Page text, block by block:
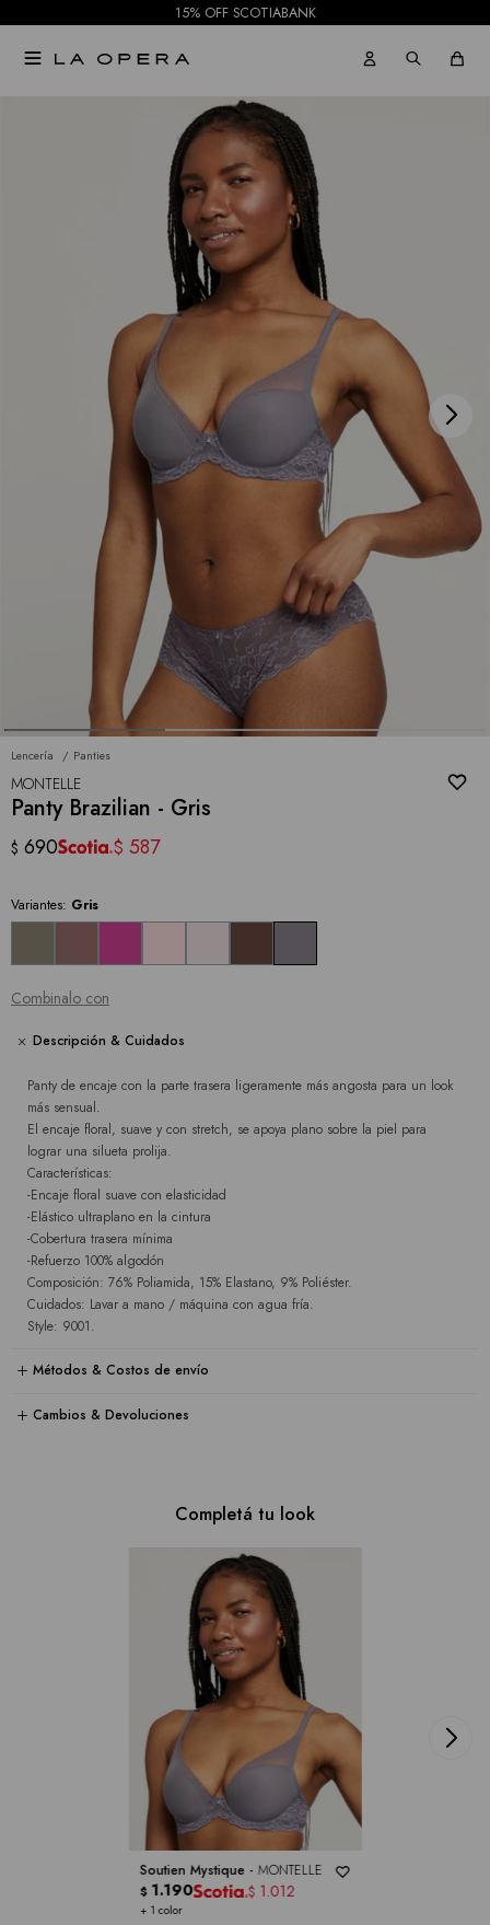
15% OFF SCOTIABANK

Lencería Panties
MONTELLE
Panty Brazilian - Gris
$ 690 $ 587
Variantes: Gris
Combinalo con
Descripción & Cuidados
Panty de encaje con la parte trasera ligeramente más angosta para un look
más sensual.
El encaje floral, suave y con stretch, se apoya plano sobre la piel para
lograr una silueta prolija.
Características:
-Encaje floral suave con elasticidad
-Elástico ultraplano en la cintura
-Cobertura trasera mínima
-Refuerzo 100% algodón
Composición: 76% Poliamida, 15% Elastano, 9% Poliéster.
Cuidados: Lavar a mano / máquina con agua fría.
Style: 9001.
Métodos & Costos de envío
Cambios & Devoluciones
Completá tu look
Soutien Mystique - MONTELLE
+ 1 color
$ 1.190 $ 1.012
NOTIFICARME